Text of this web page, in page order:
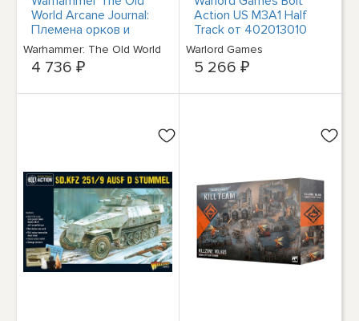
World Arcane Journal:
Племена орков и
гоблинов GWS 09-11
Warhammer: The Old World
4 736 ₽
Action US M3A1 Half
Track от 402013010
Warlord Games
5 266 ₽